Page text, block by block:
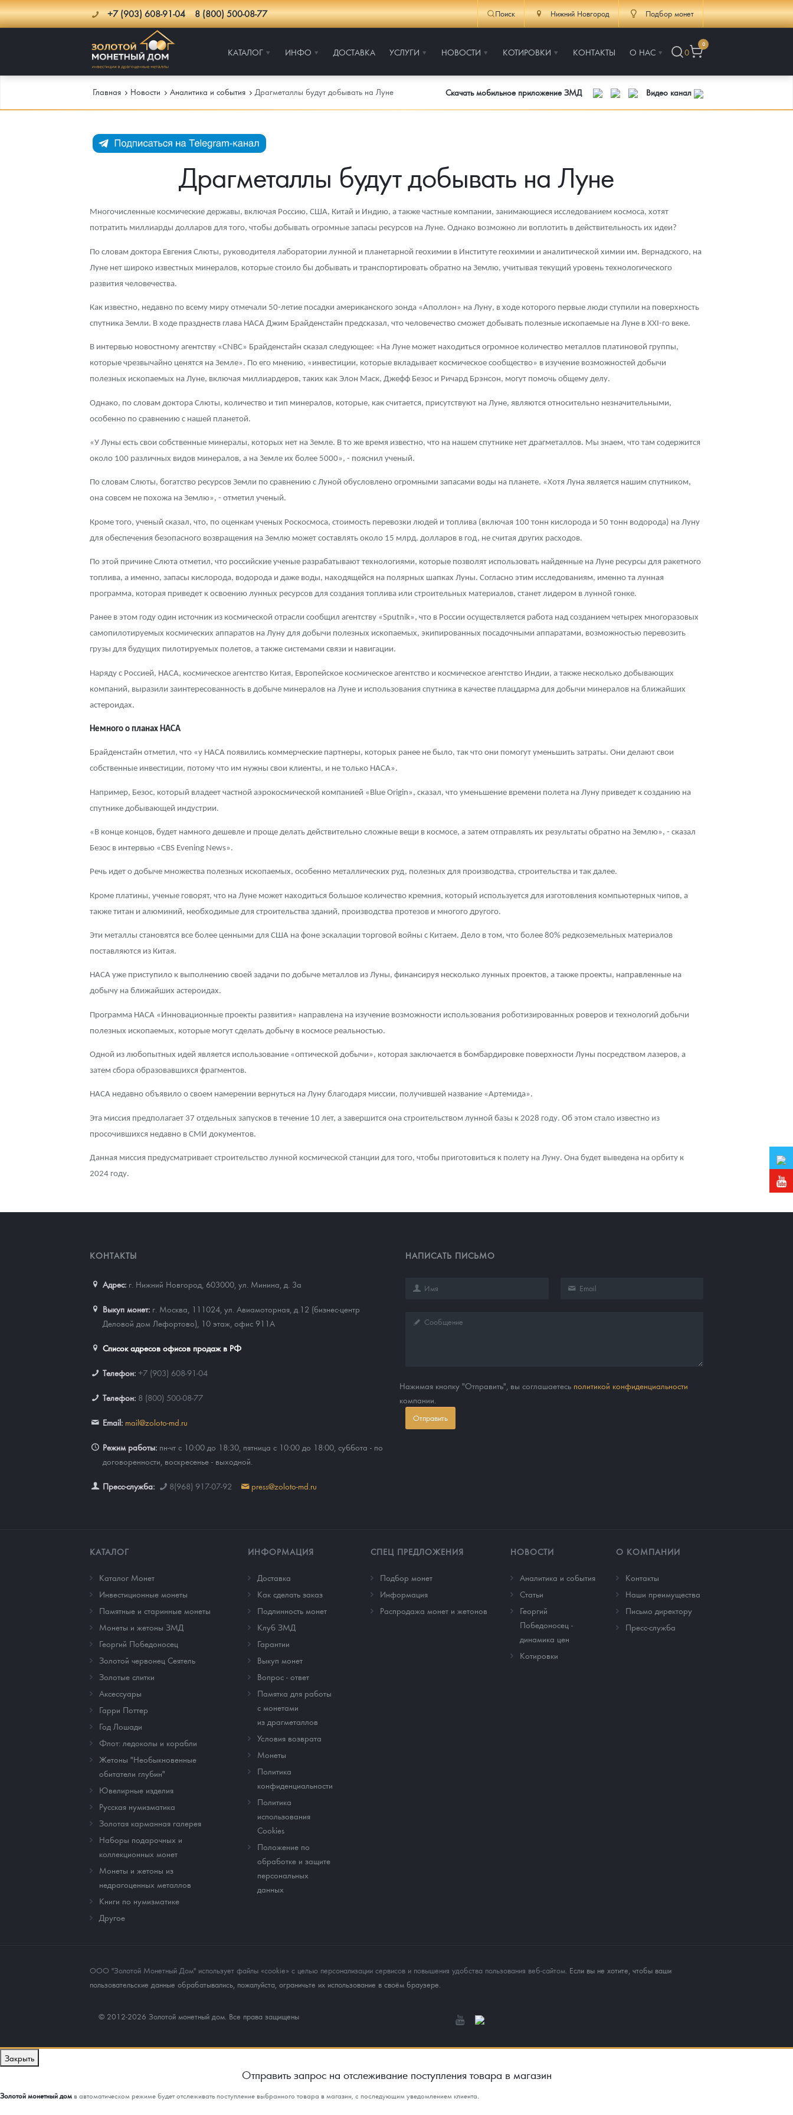
+7 (903) 608-91-04 8 (800) 500-08-77 Поиск Нижний Новгород Подбор монет
КАТАЛОГ ИНФО ДОСТАВКА УСЛУГИ НОВОСТИ КОТИРОВКИ КОНТАКТЫ О НАС 0
0
Каталог
Монеты Россия и СССР
Памятные и старинные монеты
Монеты Царской России
Монеты стран мира после 1950г
Георгий Победоносец
Гарри Поттер
Флот: ледоколы и корабли
Жетоны "Необыкновенные обитатели глубин"
Русская нумизматика
Золотая карманная галерея
Монеты и жетоны из недрагоценных металлов
Подлинность монет
Гарантии
Памятка для работы с монетами из драгметаллов
Условия возврата
Политика конфиденциальности
Политика использования Cookies
Услуги
Информация
Аналитика и события
Котировки
Контакты
Письмо директору
Главная Новости Аналитика и события Драгметаллы будут добывать на Луне Скачать мобильное приложение ЗМД Видео канал
Драгметаллы будут добывать на Луне
Многочисленные космические державы, включая Россию, США, Китай и Индию, а также частные компании, занимающиеся исследованием космоса, хотят
потратить миллиарды долларов для того, чтобы добывать огромные запасы ресурсов на Луне. Однако возможно ли воплотить в действительность их идеи?
По словам доктора Евгения Слюты, руководителя лаборатории лунной и планетарной геохимии в Институте геохимии и аналитической химии им. Вернадского, на
Луне нет широко известных минералов, которые стоило бы добывать и транспортировать обратно на Землю, учитывая текущий уровень технологического
развития человечества.
Как известно, недавно по всему миру отмечали 50-летие посадки американского зонда «Аполлон» на Луну, в ходе которого первые люди ступили на поверхность
спутника Земли. В ходе празднеств глава НАСА Джим Брайденстайн предсказал, что человечество сможет добывать полезные ископаемые на Луне в XXI-го веке.
В интервью новостному агентству «CNBC» Брайденстайн сказал следующее: «На Луне может находиться огромное количество металлов платиновой группы,
которые чрезвычайно ценятся на Земле». По его мнению, «инвестиции, которые вкладывает космическое сообщество» в изучение возможностей добычи
полезных ископаемых на Луне, включая миллиардеров, таких как Элон Маск, Джефф Безос и Ричард Брэнсон, могут помочь общему делу.
Однако, по словам доктора Слюты, количество и тип минералов, которые, как считается, присутствуют на Луне, являются относительно незначительными,
особенно по сравнению с нашей планетой.
«У Луны есть свои собственные минералы, которых нет на Земле. В то же время известно, что на нашем спутнике нет драгметаллов. Мы знаем, что там содержится
около 100 различных видов минералов, а на Земле их более 5000», - пояснил ученый.
По словам Слюты, богатство ресурсов Земли по сравнению с Луной обусловлено огромными запасами воды на планете. «Хотя Луна является нашим спутником,
она совсем не похожа на Землю», - отметил ученый.
Кроме того, ученый сказал, что, по оценкам ученых Роскосмоса, стоимость перевозки людей и топлива (включая 100 тонн кислорода и 50 тонн водорода) на Луну
для обеспечения безопасного возвращения на Землю может составлять около 15 млрд. долларов в год, не считая других расходов.
По этой причине Слюта отметил, что российские ученые разрабатывают технологиями, которые позволят использовать найденные на Луне ресурсы для ракетного
топлива, а именно, запасы кислорода, водорода и даже воды, находящейся на полярных шапках Луны. Согласно этим исследованиям, именно та лунная
программа, которая приведет к освоению лунных ресурсов для создания топлива или строительных материалов, станет лидером в лунной гонке.
Ранее в этом году один источник из космической отрасли сообщил агентству «Sputnik», что в России осуществляется работа над созданием четырех многоразовых
самопилотируемых космических аппаратов на Луну для добычи полезных ископаемых, экипированных посадочными аппаратами, возможностью перевозить
грузы для будущих пилотируемых полетов, а также системами связи и навигации.
Наряду с Россией, НАСА, космическое агентство Китая, Европейское космическое агентство и космическое агентство Индии, а также несколько добывающих
компаний, выразили заинтересованность в добыче минералов на Луне и использования спутника в качестве плацдарма для добычи минералов на ближайших
астероидах.
Немного о планах НАСА
Брайденстайн отметил, что «у НАСА появились коммерческие партнеры, которых ранее не было, так что они помогут уменьшить затраты. Они делают свои
собственные инвестиции, потому что им нужны свои клиенты, и не только НАСА».
Например, Безос, который владеет частной аэрокосмической компанией «Blue Origin», сказал, что уменьшение времени полета на Луну приведет к созданию на
спутнике добывающей индустрии.
«В конце концов, будет намного дешевле и проще делать действительно сложные вещи в космосе, а затем отправлять их результаты обратно на Землю», - сказал
Безос в интервью «CBS Evening News».
Речь идет о добыче множества полезных ископаемых, особенно металлических руд, полезных для производства, строительства и так далее.
Кроме платины, ученые говорят, что на Луне может находиться большое количество кремния, который используется для изготовления компьютерных чипов, а
также титан и алюминий, необходимые для строительства зданий, производства протезов и многого другого.
Эти металлы становятся все более ценными для США на фоне эскалации торговой войны с Китаем. Дело в том, что более 80% редкоземельных материалов
поставляются из Китая.
НАСА уже приступило к выполнению своей задачи по добыче металлов из Луны, финансируя несколько лунных проектов, а также проекты, направленные на
добычу на ближайших астероидах.
Программа НАСА «Инновационные проекты развития» направлена на изучение возможности использования роботизированных роверов и технологий добычи
полезных ископаемых, которые могут сделать добычу в космосе реальностью.
Одной из любопытных идей является использование «оптической добычи», которая заключается в бомбардировке поверхности Луны посредством лазеров, а
затем сбора образовавшихся фрагментов.
НАСА недавно объявило о своем намерении вернуться на Луну благодаря миссии, получившей название «Артемида».
Эта миссия предполагает 37 отдельных запусков в течение 10 лет, а завершится она строительством лунной базы к 2028 году. Об этом стало известно из
просочившихся недавно в СМИ документов.
Данная миссия предусматривает строительство лунной космической станции для того, чтобы приготовиться к полету на Луну. Она будет выведена на орбиту к
2024 году.
КОНТАКТЫ
Адрес: г. Нижний Новгород, 603000 ул. Минина, д. 3а
Выкуп монет: г. Москва, 111024, ул. Авиамоторная, д.12 (бизнес-центр
Деловой дом Лефортово), 10 этаж, офис 911А
Список адресов офисов продаж в РФ
Телефон: +7 (903) 608-91-04
Телефон: 8 (800) 500-08-77
Email: mail@zoloto-md.ru
Режим работы: пн-чт с 10:00 до 18:30, пятница с 10:00 до 18:00, суббота - по
договоренности, воскресенье - выходной.
Пресс-служба: 8(968) 917-07-92 press@zoloto-md.ru
НАПИСАТЬ ПИСЬМО
Нажимая кнопку "Отправить", вы соглашаетесь политикой конфиденциальности
компании.
Отправить
КАТАЛОГ
Каталог Монет
Инвестиционные монеты
Памятные и старинные монеты
Монеты и жетоны ЗМД
Георгий Победоносец
Золотой червонец Сеятель
Золотые слитки
Аксессуары
Гарри Поттер
Год Лошади
Флот: ледоколы и корабли
Жетоны "Необыкновенные
обитатели глубин"
Ювелирные изделия
Русская нумизматика
Золотая карманная галерея
Наборы подарочных и
коллекционных монет
Монеты и жетоны из
недрагоценных металлов
Книги по нумизматике
Другое
ИНФОРМАЦИЯ
Доставка
Как сделать заказ
Подлинность монет
Клуб ЗМД
Гарантии
Выкуп монет
Вопрос - ответ
Памятка для работы
с монетами
из драгметаллов
Условия возврата
Монеты
Политика
конфиденциальности
Политика
использования
Cookies
Положение по
обработке и защите
персональных
данных
СПЕЦ ПРЕДЛОЖЕНИЯ
Подбор монет
Информация
Распродажа монет и жетонов
НОВОСТИ
Аналитика и события
Cтатьи
Георгий
Победоносец -
динамика цен
Котировки
О КОМПАНИИ
Контакты
Наши преимущества
Письмо директору
Пресс-служба
ООО "Золотой Монетный Дом" использует файлы «cookie» с целью персонализации сервисов и повышения удобства пользования веб-сайтом . Если вы не хотите, чтобы ваши
пользовательские данные обрабатывались, пожалуйста, ограничьте их использование в своём браузере.
© 2012-2026 Золотой монетный дом. Все права защищены
Закрыть
Отправить запрос на отслеживание поступления товара в магазин
Золотой монетный домв автоматическом режиме будет отслеживать поступление выбранного товара в магазин, с последующим уведомлением клиента.